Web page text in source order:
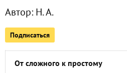
Автор: Н. А.
Подписаться
Осень в огороде, дома и на реке
Досрочная уборка огорода
От сложного к простому